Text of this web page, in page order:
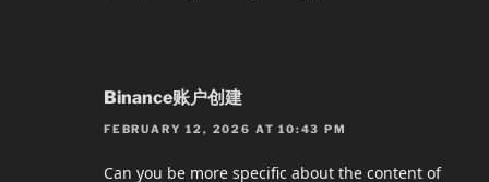
Binance账户创建
FEBRUARY 12, 2026 AT 10:43 PM
Can you be more specific about the content of